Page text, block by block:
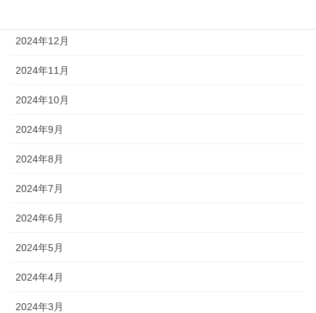
2024年12月
2024年11月
2024年10月
2024年9月
2024年8月
2024年7月
2024年6月
2024年5月
2024年4月
2024年3月